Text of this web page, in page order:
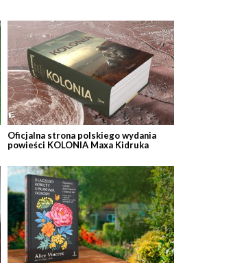
Oficjalna strona polskiego wydania
powieści KOLONIA Maxa Kidruka